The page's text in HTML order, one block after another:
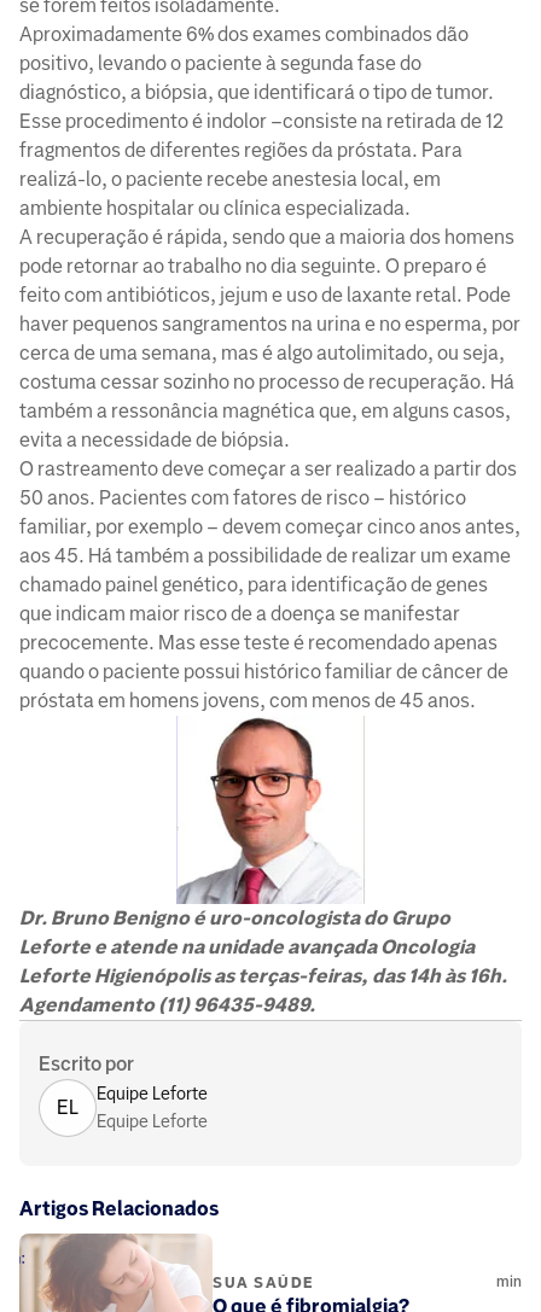
se forem feitos isoladamente.
Aproximadamente 6% dos exames combinados dão
positivo, levando o paciente à segunda fase do
diagnóstico, a biópsia, que identificará o tipo de tumor.
Esse procedimento é indolor –consiste na retirada de 12
fragmentos de diferentes regiões da próstata. Para
realizá-lo, o paciente recebe anestesia local, em
ambiente hospitalar ou clínica especializada.
A recuperação é rápida, sendo que a maioria dos homens
pode retornar ao trabalho no dia seguinte. O preparo é
feito com antibióticos, jejum e uso de laxante retal. Pode
haver pequenos sangramentos na urina e no esperma, por
cerca de uma semana, mas é algo autolimitado, ou seja,
costuma cessar sozinho no processo de recuperação. Há
também a ressonância magnética que, em alguns casos,
evita a necessidade de biópsia.
O rastreamento deve começar a ser realizado a partir dos
50 anos. Pacientes com fatores de risco – histórico
familiar, por exemplo – devem começar cinco anos antes,
aos 45. Há também a possibilidade de realizar um exame
chamado painel genético, para identificação de genes
que indicam maior risco de a doença se manifestar
precocemente. Mas esse teste é recomendado apenas
quando o paciente possui histórico familiar de câncer de
próstata em homens jovens, com menos de 45 anos.
Dr. Bruno Benigno é uro-oncologista do Grupo
Leforte e atende na unidade avançada Oncologia
Leforte Higienópolis as terças-feiras, das 14h às 16h.
Agendamento (11) 96435-9489.
Escrito por
EL
Equipe Leforte
Equipe Leforte
Artigos Relacionados
SUA SAÚDE min
O que é fibromialgia?